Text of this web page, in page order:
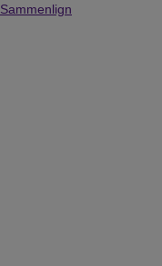
Sammenlign